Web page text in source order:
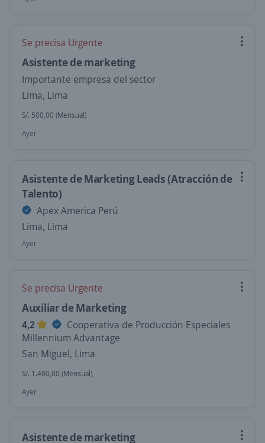
Se precisa Urgente
Asistente de marketing
Importante empresa del sector
Lima, Lima
S/. 500,00 (Mensual)
Ayer
Asistente de Marketing Leads (Atracción de
Talento)
Apex America Perú
Lima, Lima
Ayer
Se precisa Urgente
Auxiliar de Marketing
4,2
Cooperativa de Producción Especiales
Millennium Advantage
San Miguel, Lima
S/. 1.400,00 (Mensual)
Ayer
Asistente de marketing